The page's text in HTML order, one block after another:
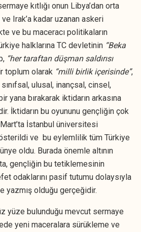
kıtlığı onun Libya’dan orta
ve Irak’a kadar uzanan askeri
ve bu maceracı politikaların
halklarına TC devletinin “Beka
“her taraftan düşman saldırısı
toplum olarak “milli birlik içerisinde”,
ulusal, inançsal, cinsel,
yana bırakarak iktidarın arkasına
İktidarın bu oyununu gençliğin çok
İstanbul üniversitesi
ve bu eylemlilik tüm Türkiye
oldu. Burada önemle altının
gençliğin bu tetiklemesinin
odaklarını pasif tutumu dolaysıyla
yazmış olduğu gerçeğidir.
yüze bulunduğu mevcut sermaye
yeni maceralara sürükleme ve